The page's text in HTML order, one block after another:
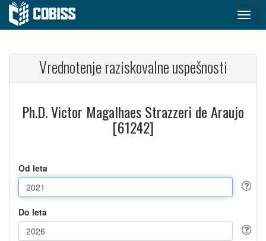
Vrednotenje raziskovalne uspešnosti
Ph.D. Victor Magalhaes Strazzeri de Araujo
[61242]
Od leta
Do leta